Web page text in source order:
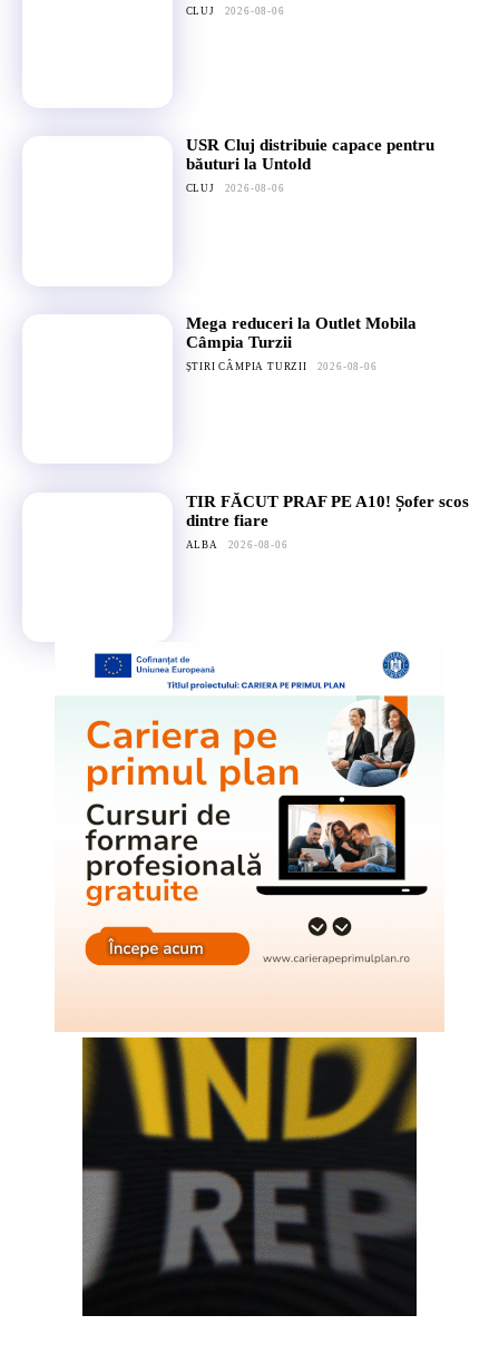
CLUJ 2026-08-06
USR Cluj distribuie capace pentru
băuturi la Untold
CLUJ 2026-08-06
Mega reduceri la Outlet Mobila
Câmpia Turzii
ȘTIRI CÂMPIA TURZII 2026-08-06
TIR FĂCUT PRAF PE A10! Șofer scos
dintre fiare
ALBA 2026-08-06